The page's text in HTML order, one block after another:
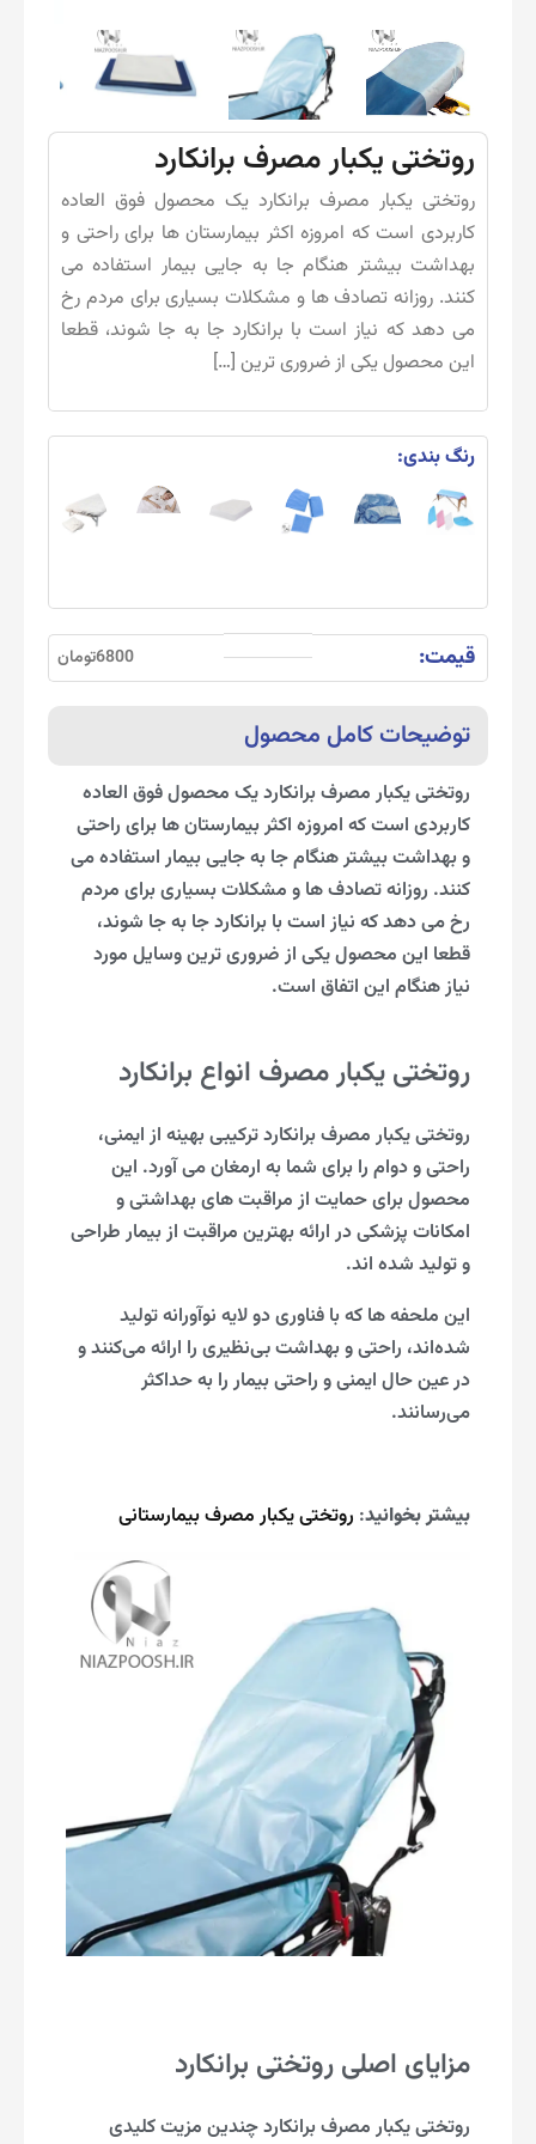
روتختی یکبار مصرف برانکارد
روتختی یکبار مصرف برانکارد یک محصول فوق العاده
کاربردی است که امروزه اکثر بیمارستان ها برای راحتی و
بهداشت بیشتر هنگام جا به جایی بیمار استفاده می
کنند. روزانه تصادف ها و مشکلات بسیاری برای مردم رخ
می دهد که نیاز است با برانکارد جا به جا شوند، قطعا
این محصول یکی از ضروری ترین […]
رنگ بندی:
قیمت: 6800تومان
توضیحات کامل محصول
روتختی یکبار مصرف برانکارد یک محصول فوق العاده
کاربردی است که امروزه اکثر بیمارستان ها برای راحتی
و بهداشت بیشتر هنگام جا به جایی بیمار استفاده می
کنند. روزانه تصادف ها و مشکلات بسیاری برای مردم
رخ می دهد که نیاز است با برانکارد جا به جا شوند،
قطعا این محصول یکی از ضروری ترین وسایل مورد
نیاز هنگام این اتفاق است.
روتختی یکبار مصرف انواع برانکارد
روتختی یکبار مصرف برانکارد ترکیبی بهینه از ایمنی،
راحتی و دوام را برای شما به ارمغان می آورد. این
محصول برای حمایت از مراقبت های بهداشتی و
امکانات پزشکی در ارائه بهترین مراقبت از بیمار طراحی
و تولید شده اند.
این ملحفه ها که با فناوری دو لایه نوآورانه تولید
شده‌اند، راحتی و بهداشت بی‌نظیری را ارائه می‌کنند و
در عین حال ایمنی و راحتی بیمار را به حداکثر
می‌رسانند.
بیشتر بخوانید: روتختی یکبار مصرف بیمارستانی
مزایای اصلی روتختی برانکارد
روتختی یکبار مصرف برانکارد چندین مزیت کلیدی